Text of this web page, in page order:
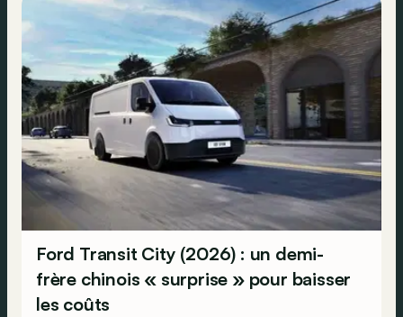
Ford Transit City (2026) : un demi-
frère chinois « surprise » pour baisser
les coûts